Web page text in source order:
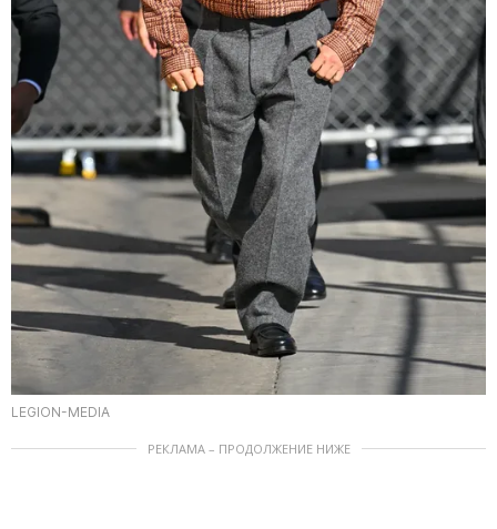
LEGION-MEDIA
РЕКЛАМА – ПРОДОЛЖЕНИЕ НИЖЕ